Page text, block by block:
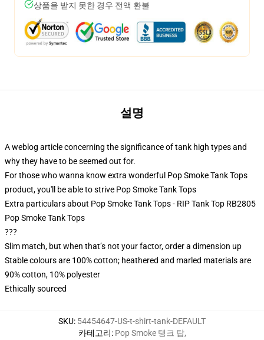
상품을 받지 못한 경우 전액 환불
설명
A weblog article concerning the significance of tank high types and
why they have to be seemed out for.
For those who wanna know extra wonderful Pop Smoke Tank Tops
product, you'll be able to strive Pop Smoke Tank Tops
Extra particulars about Pop Smoke Tank Tops - RIP Tank Top RB2805
Pop Smoke Tank Tops
???
Slim match, but when that’s not your factor, order a dimension up
Stable colours are 100% cotton; heathered and marled materials are
90% cotton, 10% polyester
Ethically sourced
SKU: 54454647-US-t-shirt-tank-DEFAULT
카테고리: Pop Smoke 탱크 탑,